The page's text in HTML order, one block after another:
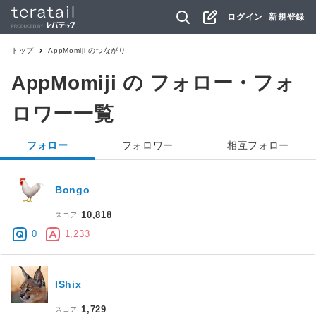
ログイン 新規登録
トップ AppMomiji のつながり
AppMomiji の フォロー・フォ
ロワー一覧
フォロー フォロワー 相互フォロー
Bongo
スコア
10,818
0
1,233
IShix
スコア 1,729